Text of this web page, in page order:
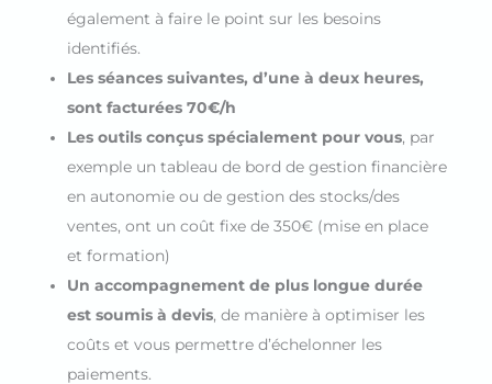
également à faire le point sur les besoins
identifiés.
Les séances suivantes, d’une à deux heures,
sont facturées 70€/h
Les outils conçus spécialement pour vous, par
exemple un tableau de bord de gestion financière
en autonomie ou de gestion des stocks/des
ventes, ont un coût fixe de 350€ (mise en place
et formation)
Un accompagnement de plus longue durée
est soumis à devis, de manière à optimiser les
coûts et vous permettre d’échelonner les
paiements.